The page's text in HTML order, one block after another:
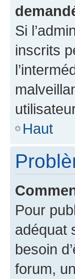
Si
inscrits
Haut
Pour
adéquat
besoin
forum,